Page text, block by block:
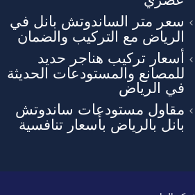
سعر متر الساندوتش بانل في
الرياض مع التركيب والضمان
أسعار تركيب هناجر حديد
للمصانع والمستودعات الحديثة
في الرياض
مقاول مستودعات ساندوتش
بانل بالرياض بأسعار تنافسية